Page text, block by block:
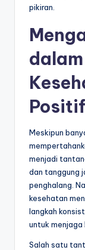
pikiran.
Positif
Meskipun
menjadi
dan tanggung
penghalang.
kesehatan
langkah
untuk menjaga
Salah satu